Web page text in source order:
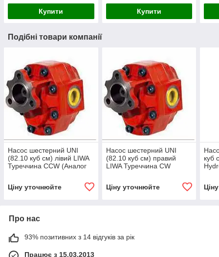
Купити Купити
Подібні товари компанії
Насос шестерний UNI
(82.10 куб см) лівий LIWA
Туреччина СCW (Аналог
Ціну уточнюйте
Насос шестерний UNI
(82.10 куб см) правий
LIWA Туреччина СW
Ціну уточнюйте
куб
Про нас
93% позитивних з 14 відгуків за рік
Працює з 15.03.2013